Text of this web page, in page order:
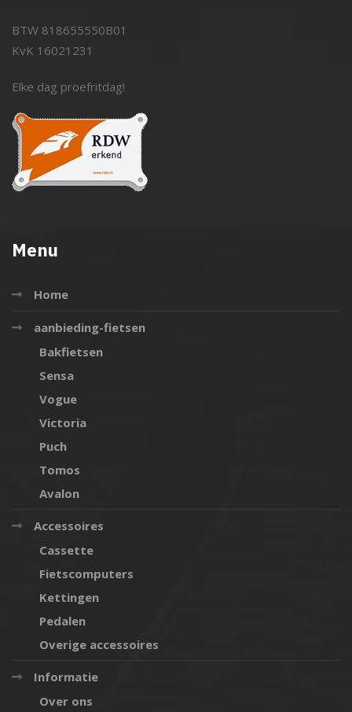
BTW 818655550B01
KvK 16021231
Elke dag proefritdag!
Menu
Home
aanbieding-fietsen
Bakfietsen
Sensa
Vogue
Victoria
Puch
Tomos
Avalon
Accessoires
Cassette
Fietscomputers
Kettingen
Pedalen
Overige accessoires
Informatie
Over ons